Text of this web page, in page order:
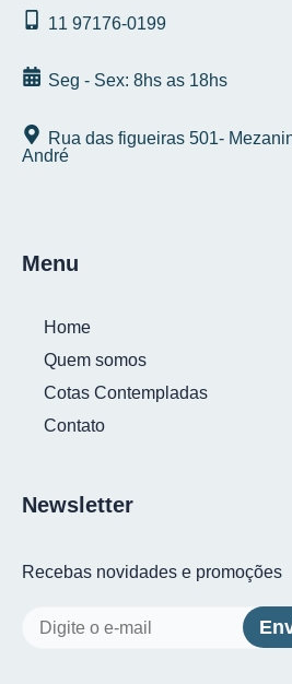
11 97176‑0199
Seg - Sex: 8hs as 18hs
Rua das figueiras 501-
André
Menu
Home
Quem somos
Cotas Contempladas
Contato
Newsletter
Recebas novidades e promoções